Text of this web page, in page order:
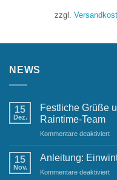
zzgl.
NEWS
15
Dez.
Festliche Grüße
Raintime-Team
Kommentare deaktiviertfür
15
Nov.
Anleitung:
Kommentare deaktiviertfür